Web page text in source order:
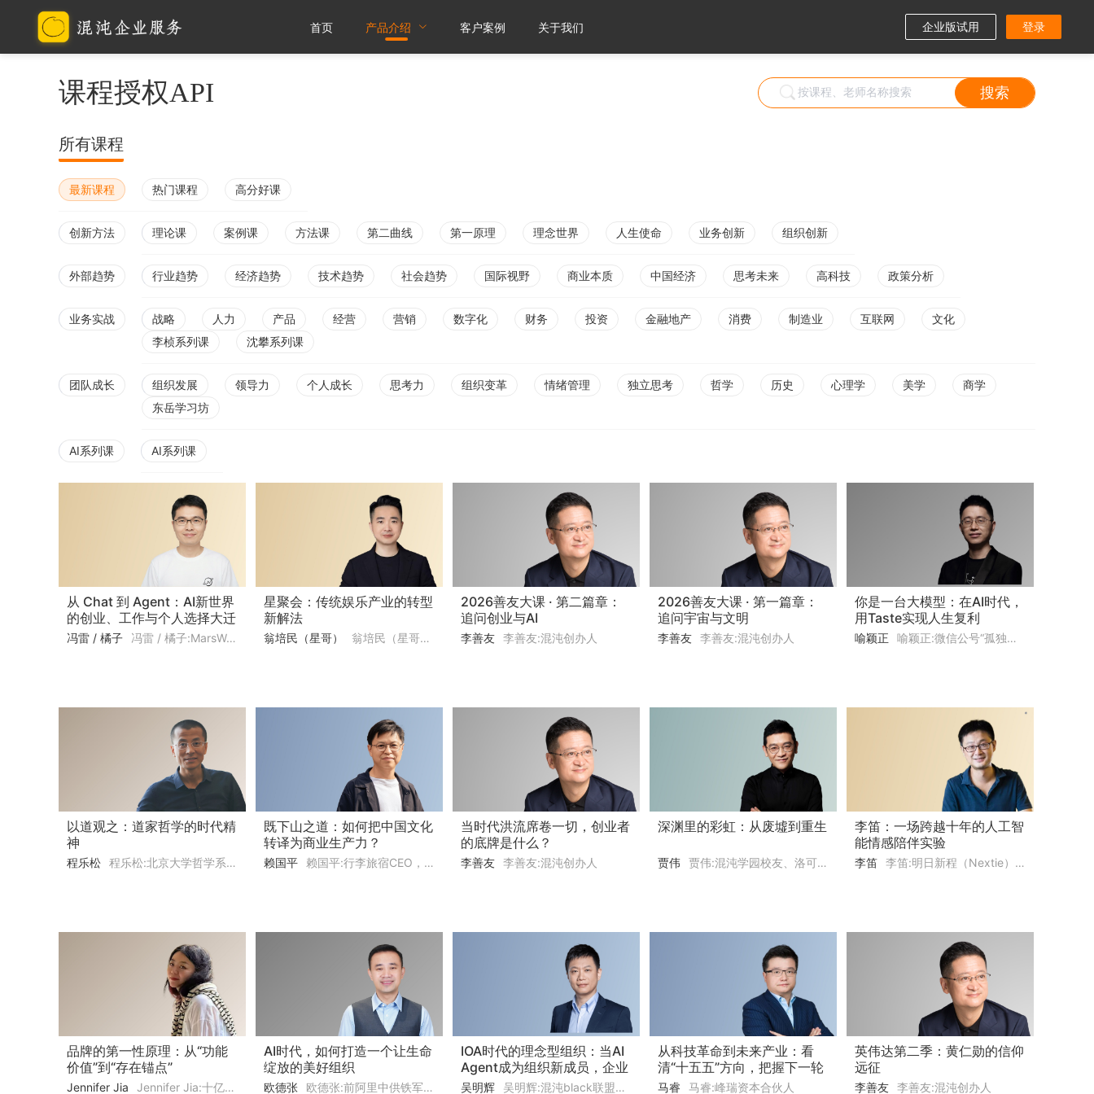
首页 产品介绍 客户案例 关于我们 企业版试用 登录
课程授权API 搜索
所有课程
最新课程 热门课程 高分好课
创新方法 理论课 案例课 方法课 第二曲线 第一原理 理念世界 人生使命 业务创新 组织创新
外部趋势 行业趋势 经济趋势 技术趋势 社会趋势 国际视野 商业本质 中国经济 思考未来 高科技 政策分析
业务实战 战略 人力 产品 经营 营销 数字化 财务 投资 金融地产 消费 制造业 互联网
文化
李桢系列课
沈攀系列课
团队成长 组织发展 领导力 个人成长 思考力 组织变革 情绪管理 独立思考 哲学 历史 心理学 美学
商学
东岳学习坊
AI系列课 AI系列课
从 Chat 到 Agent：AI新世界
的创业、工作与个人选择大迁
移
冯雷 / 橘子 冯雷 / 橘子:MarsWave创始人、前MiniMax海螺AI产品负责人
星聚会：传统娱乐产业的转型
新解法
翁培民（星哥） 翁培民（星哥）:星聚会创始人
2026善友大课 · 第二篇章：
追问创业与AI
李善友 李善友:混沌创办人
2026善友大课 · 第一篇章：
追问宇宙与文明
李善友 李善友:混沌创办人
你是一台大模型：在AI时代，
用Taste实现人生复利
喻颖正 喻颖正:微信公号“孤独大脑”主理人、知名投资人 、《人生算法》作者
以道观之：道家哲学的时代精
神
程乐松 程乐松:北京大学哲学系教授
既下山之道：如何把中国文化
转译为商业生产力？
赖国平 赖国平:行李旅宿CEO，既下山品牌创始人
当时代洪流席卷一切，创业者
的底牌是什么？
李善友 李善友:混沌创办人
深渊里的彩虹：从废墟到重生
贾伟 贾伟:混沌学园校友、洛可可创新设计集团创始人、水母智能董事长、艺术家
李笛：一场跨越十年的人工智
能情感陪伴实验
李笛 李笛:明日新程（Nextie）创始人，微软小冰之父
品牌的第一性原理：从“功能
价值”到“存在锚点”
Jennifer Jia Jennifer Jia:十亿级操盘手、gaga 前 CMO、Kinfolk 杂志中文版创刊市场总监、小宇宙《jennifer无穷动》主理人
AI时代，如何打造一个让生命
绽放的美好组织
欧德张 欧德张:前阿里中供铁军核心大将、知名组织发展与领导力专家
IOA时代的理念型组织：当AI
Agent成为组织新成员，企业
如何迈向指数增长？
吴明辉 吴明辉:混沌black联盟企业 明略科技 创始人
从科技革命到未来产业：看
清“十五五”方向，把握下一轮
财富配置窗口
马睿 马睿:峰瑞资本合伙人
英伟达第二季：黄仁勋的信仰
远征
李善友 李善友:混沌创办人